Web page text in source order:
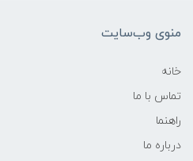
منوی وب‌سایت
خانه
تماس با ما
راهنما
درباره ما